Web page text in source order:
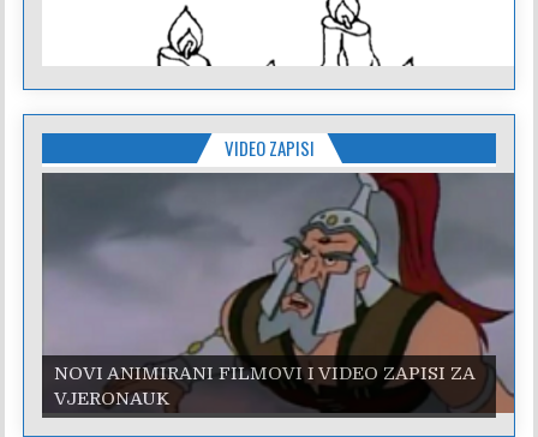
VIDEO ZAPISI
NOVI ANIMIRANI FILMOVI I VIDEO ZAPISI ZA
VJERONAUK